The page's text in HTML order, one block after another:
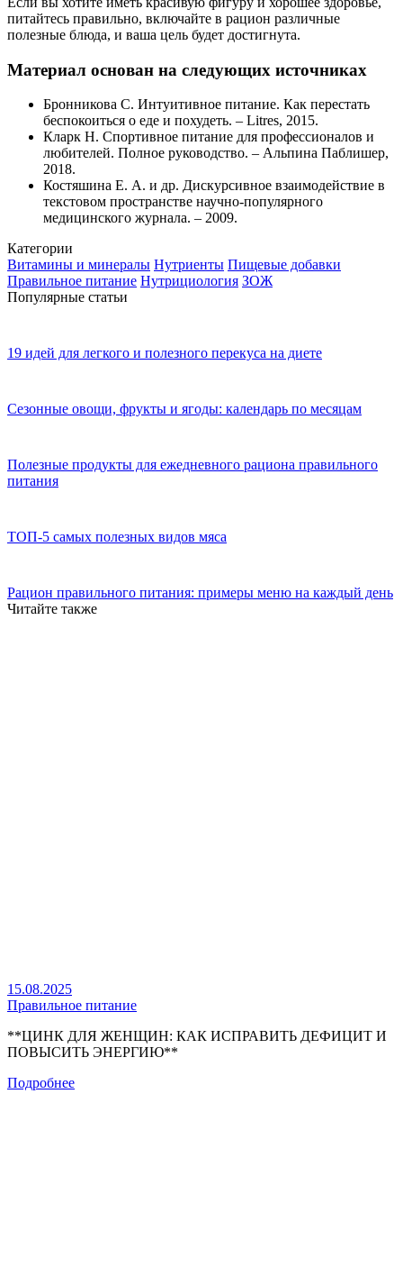
питайтесь правильно, включайте в рацион различные
полезные блюда, и ваша цель будет достигнута.
Материал основан на следующих источниках
Бронникова С. Интуитивное питание. Как перестать
беспокоиться о еде и похудеть. – Litres, 2015.
Кларк Н. Спортивное питание для профессионалов и
любителей. Полное руководство. – Альпина Паблишер,
2018.
Костяшина Е. А. и др. Дискурсивное взаимодействие в
текстовом пространстве научно-популярного
медицинского журнала. – 2009.
Категории
Витамины и минералы Нутриенты Пищевые добавки
Правильное питание Нутрициология ЗОЖ
Популярные статьи
19 идей для легкого и полезного перекуса на диете
Сезонные овощи, фрукты и ягоды: календарь по месяцам
Полезные продукты для ежедневного рациона правильного
питания
ТОП-5 самых полезных видов мяса
Рацион правильного питания: примеры меню на каждый день
Читайте также
15.08.2025
Правильное питание
**ЦИНК ДЛЯ ЖЕНЩИН: КАК ИСПРАВИТЬ ДЕФИЦИТ И
ПОВЫСИТЬ ЭНЕРГИЮ**
Подробнее